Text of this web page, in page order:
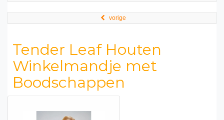
vorige
Tender Leaf Houten
Winkelmandje met
Boodschappen